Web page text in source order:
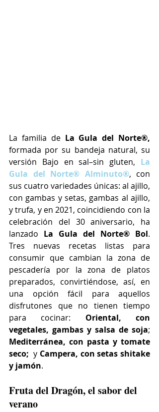
La familia de
formada por su bandeja natural, su
versión Bajo en sal–sin gluten, La
Gula del Norte® Alminuto®, con
sus cuatro variedades únicas: al ajillo,
con gambas y setas, gambas al ajillo,
y trufa, y en 2021, coincidiendo con la
celebración del 30 aniversario, ha
lanzado La Gula del Norte® Bol.
Tres nuevas recetas listas para
consumir que cambian la zona de
pescadería por la zona de platos
preparados, convirtiéndose, así, en
una opción fácil para aquellos
disfrutones que no tienen tiempo
para cocinar: Oriental, con
vegetales, gambas y salsa de soja
Mediterránea, con pasta y tomate
seco;
  y
Campera, con setas shitake
y jamón.
Fruta del Dragón, el sabor del
verano